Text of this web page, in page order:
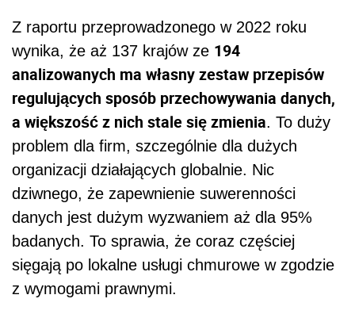
Z raportu przeprowadzonego w 2022 roku
wynika, że aż 137 krajów ze 194
analizowanych ma własny zestaw przepisów
regulujących sposób przechowywania danych,
a większość z nich stale się zmienia. To duży
problem dla firm, szczególnie dla dużych
organizacji działających globalnie. Nic
dziwnego, że zapewnienie suwerenności
danych jest dużym wyzwaniem aż dla 95%
badanych. To sprawia, że coraz częściej
sięgają po lokalne usługi chmurowe w zgodzie
z wymogami prawnymi.